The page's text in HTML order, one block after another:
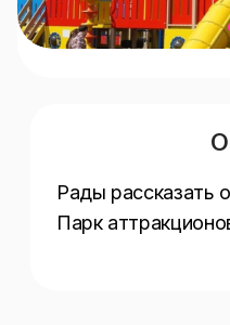
Рады рассказать
Парк